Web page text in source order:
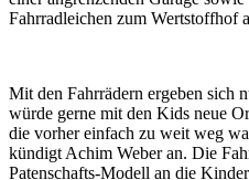
Fahrradleichen zum Wertstoffhof
Mit den Fahrrädern ergeben sich
würde gerne mit den Kids neue
die vorher einfach zu weit weg
kündigt Achim Weber an. Die
Patenschafts-Modell an die